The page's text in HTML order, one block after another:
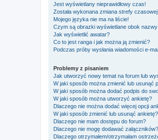
Jest wyświetlany nieprawidłowy czas!
Została wykonana zmiana strefy
Mojego języka nie ma na liście!
Czym są obrazki wyświetlane obok
Jak wyświetlić awatar?
Co to jest ranga i jak można ją zmienić?
Podczas próby wysłania wiadomości e-
Problemy z pisaniem
Jak utworzyć nowy temat na forum lub
W jaki sposób można zmienić lub usunąć
W jaki sposób można dodać podpis do
W jaki sposób można utworzyć ankietę?
Dlaczego nie można dodać więcej opcji
W jaki sposób zmienić lub usunąć ankietę?
Dlaczego nie mam dostępu do forum?
Dlaczego nie mogę dodawać załączników?
Dlaczego otrzymałem/otrzymałam